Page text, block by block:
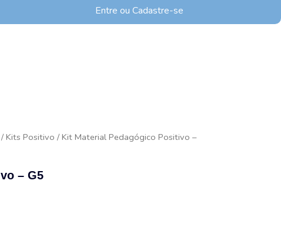
Entre ou Cadastre-se
/ Kits Positivo / Kit Material Pedagógico Positivo –
– G5